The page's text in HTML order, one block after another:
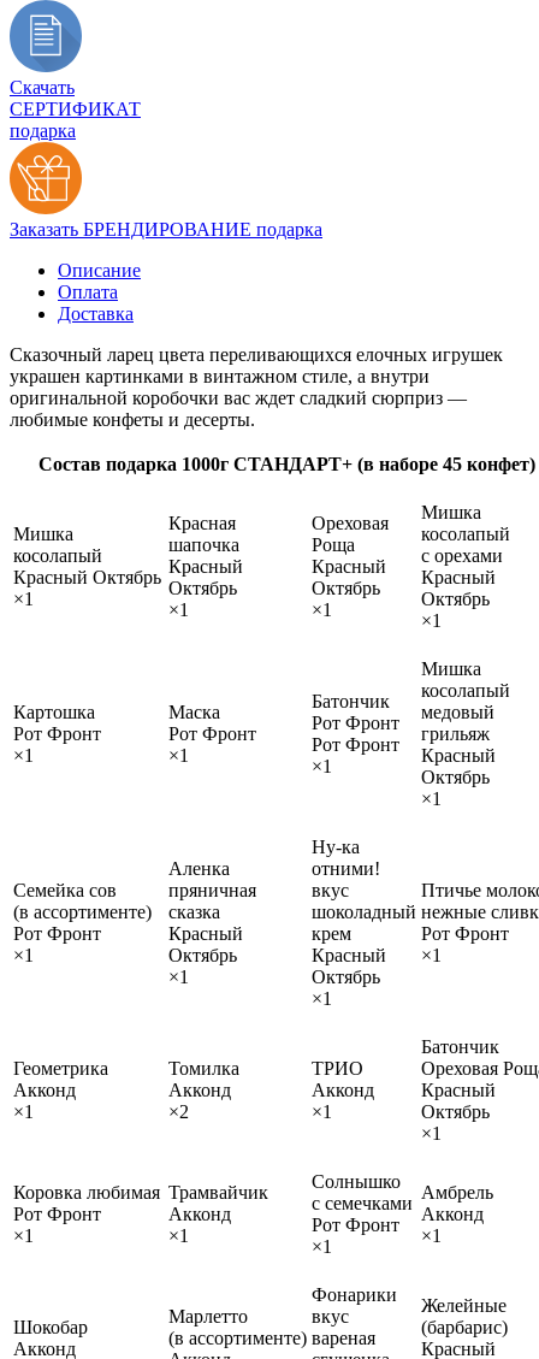
Скачать
СЕРТИФИКАТ
подарка
Заказать БРЕНДИРОВАНИЕ подарка
Описание
Оплата
Доставка
Сказочный ларец цвета переливающихся елочных игрушек
украшен картинками в винтажном стиле, а внутри
оригинальной коробочки вас ждет сладкий сюрприз —
любимые конфеты и десерты.
Состав подарка 1000г СТАНДАРТ+ (в наборе 45 конфет)
Мишка
косолапый
Красный Октябрь
×1
Красная
шапочка
Красный
Октябрь
×1
Ореховая
Роща
Красный
Октябрь
×1
Мишка
косолапый
с орехами
Красный
Октябрь
×1
Картошка
Рот Фронт
×1
Маска
Рот Фронт
×1
Батончик
Рот Фронт
Рот Фронт
×1
Мишка
косолапый
медовый
грильяж
Красный
Октябрь
×1
Семейка сов
(в ассортименте)
Рот Фронт
×1
Аленка
пряничная
сказка
Красный
Октябрь
×1
Ну-ка
отними!
вкус
шоколадный
крем
Красный
Октябрь
×1
Птичье
нежные
Рот Фронт
×1
Геометрика
Акконд
×1
Томилка
Акконд
×2
ТРИО
Акконд
×1
Батончик
Ореховая
Красный
Октябрь
×1
Коровка любимая
Рот Фронт
×1
Трамвайчик
Акконд
×1
Солнышко
с семечками
Рот Фронт
×1
Амбрель
Акконд
×1
Шокобар
Акконд
Марлетто
(в ассортименте)
Фонарики
вкус
вареная
Желейные
(барбарис)
Красный